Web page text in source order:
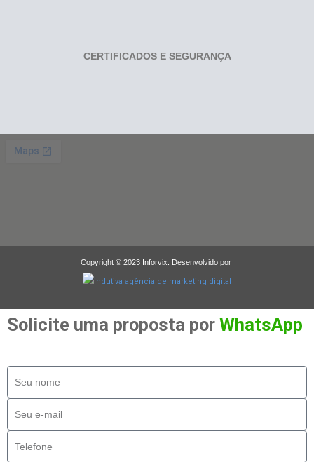
CERTIFICADOS E SEGURANÇA
Copyright © 2023 Inforvix. Desenvolvido por
Solicite uma proposta por WhatsApp